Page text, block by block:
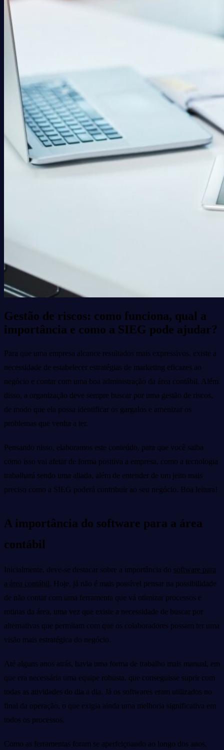
Gestão de riscos: como funciona, qual a
importância e como a SIEG pode ajudar?
Para que uma empresa alcance resultados mais expressivos, existe a
necessidade de estabelecer estratégias de marketing eficazes ao
negócio e contar com uma boa administração da área contábil. Além
disso, a organização deve sempre buscar por uma gestão de riscos,
de modo que ela possa identificar os gargalos e amenizar os
problemas que venha a ter.
Pensando nisso, elaboramos este conteúdo, para que você saiba
como isso vai afetar de forma positiva a empresa, como a tecnologia
trabalhará sendo uma aliada, além de entender de um jeito mais
preciso como a SIEG poderá contribuir ao seu negócio. Boa leitura!
A importância do software para a área
contábil
Inicialmente, deve-se destacar sobre a importância do software para
a área contábil. Hoje, já não é mais possível pensar na possibilidade
de não contar com uma ferramenta que vá otimizar processos e
rotinas da área, uma vez que existe a necessidade de buscar por
alternativas que permitam com que os colaboradores possam ter uma
visão mais estratégica do negócio.
Até alguns anos atrás, havia uma forma de trabalho mais manual, em
que era necessária uma equipe robusta, que conseguisse suprir com
todas as atividades do dia a dia. Já os softwares eram utilizados no
final da operação, o que exigia ainda uma melhoria significativa em
todos os processos.
Como as ferramentas foram se aperfeiçoando ao longo dos anos,